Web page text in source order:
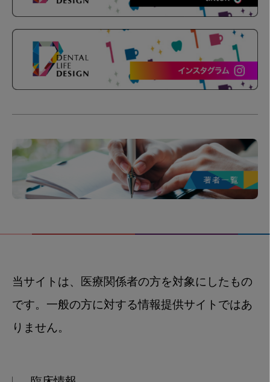
当サイトは、医療関係者の方を対象にしたもの
です。一般の方に対する情報提供サイトではあ
りません。